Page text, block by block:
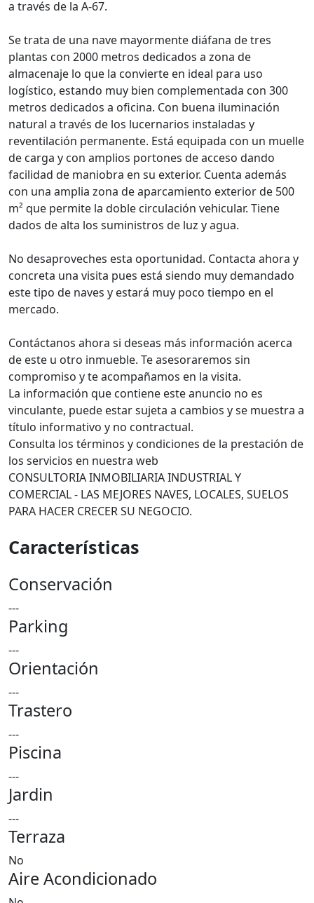
a través de la A-67.
Se trata de una nave mayormente diáfana de tres
plantas con 2000 metros dedicados a zona de
almacenaje lo que la convierte en ideal para uso
logístico, estando muy bien complementada con 300
metros dedicados a oficina. Con buena iluminación
natural a través de los lucernarios instaladas y
reventilación permanente. Está equipada con un muelle
de carga y con amplios portones de acceso dando
facilidad de maniobra en su exterior. Cuenta además
con una amplia zona de aparcamiento exterior de 500
m² que permite la doble circulación vehicular. Tiene
dados de alta los suministros de luz y agua.
No desaproveches esta oportunidad. Contacta ahora y
concreta una visita pues está siendo muy demandado
este tipo de naves y estará muy poco tiempo en el
mercado.
Contáctanos ahora si deseas más información acerca
de este u otro inmueble. Te asesoraremos sin
compromiso y te acompañamos en la visita.
La información que contiene este anuncio no es
vinculante, puede estar sujeta a cambios y se muestra a
título informativo y no contractual.
Consulta los términos y condiciones de la prestación de
los servicios en nuestra web
CONSULTORIA INMOBILIARIA INDUSTRIAL Y
COMERCIAL - LAS MEJORES NAVES, LOCALES, SUELOS
PARA HACER CRECER SU NEGOCIO.
Características
Conservación
---
Parking
---
Orientación
---
Trastero
---
Piscina
---
Jardin
---
Terraza
No
Aire Acondicionado